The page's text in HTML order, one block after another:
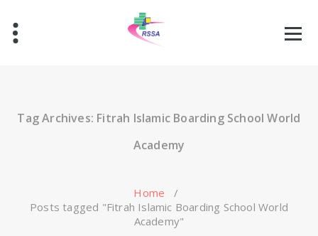
content
Tag Archives: Fitrah Islamic Boarding School World
Academy
Home /
Posts tagged "Fitrah Islamic Boarding School World
Academy"